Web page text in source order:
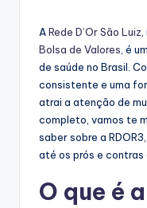
ARede D’Or São Luiz,
Bolsa de Valores, é
de saúde no Brasil.
consistente e uma
atrai a atenção de
completo, vamos te
saber sobre a
até os prós e contras
O que é